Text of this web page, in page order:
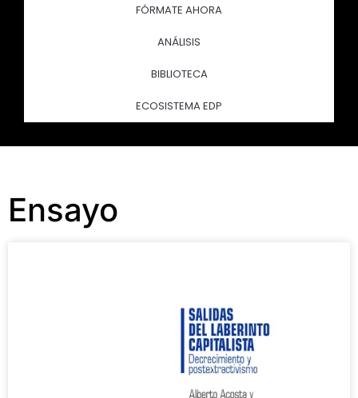
FÓRMATE AHORA
ANÁLISIS
BIBLIOTECA
ECOSISTEMA EDP
Ensayo